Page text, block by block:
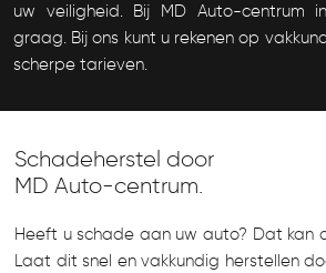
uw veiligheid. Bij MD Auto-centrum
graag. Bij ons kunt u rekenen op
scherpe tarieven.
Schadeherstel door
MD Auto-centrum.
Heeft u schade aan uw auto? Dat kan
Laat dit snel en vakkundig herstellen